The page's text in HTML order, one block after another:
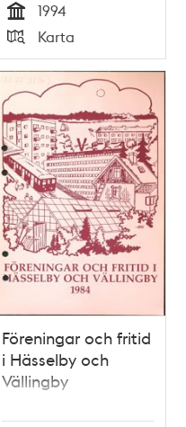
Tid
1994
Typ
Karta
Föreningar och fritid
i Hässelby och
Vällingby